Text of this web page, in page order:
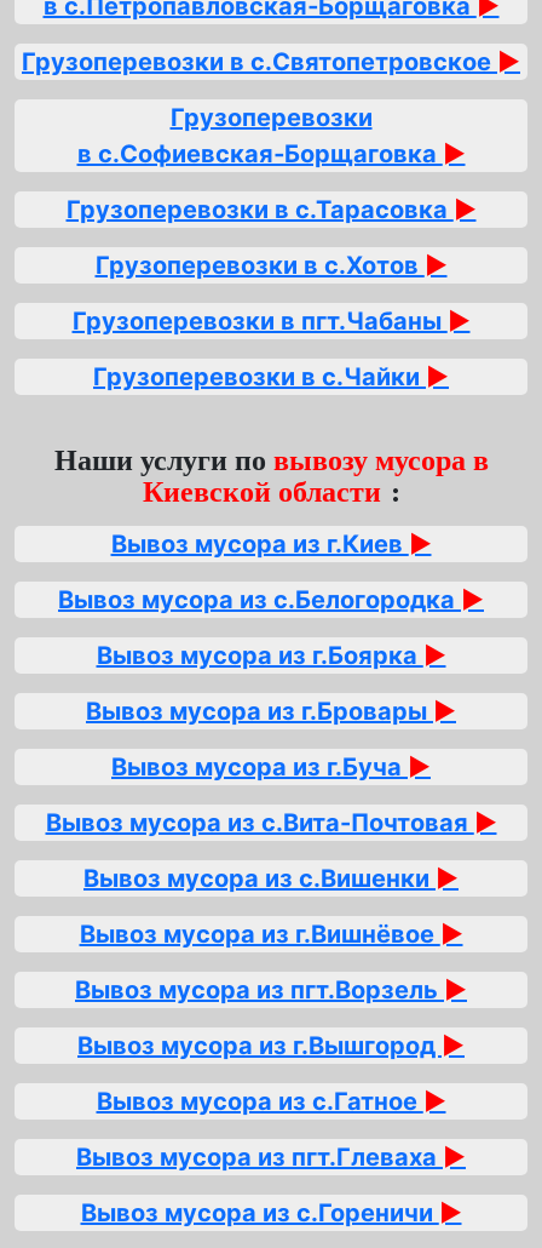
в с.Петропавловская‑Борщаговка ►
Грузоперевозки в с.Святопетровское ►
Грузоперевозки
в с.Софиевская‑Борщаговка ►
Грузоперевозки в с.Тарасовка ►
Грузоперевозки в с.Хотов ►
Грузоперевозки в пгт.Чабаны ►
Грузоперевозки в с.Чайки ►
Наши услуги по вывозу мусора в
Киевской области:
Вывоз мусора из г.Киев ►
Вывоз мусора из с.Белогородка ►
Вывоз мусора из г.Боярка ►
Вывоз мусора из г.Бровары ►
Вывоз мусора из г.Буча ►
Вывоз мусора из с.Вита-Почтовая ►
Вывоз мусора из с.Вишенки ►
Вывоз мусора из г.Вишнёвое ►
Вывоз мусора из пгт.Ворзель ►
Вывоз мусора из г.Вышгород ►
Вывоз мусора из с.Гатное ►
Вывоз мусора из пгт.Глеваха ►
Вывоз мусора из с.Гореничи ►